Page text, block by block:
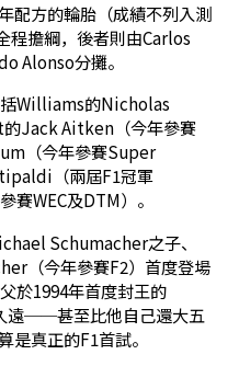
配方的輪胎（成績不列入測
擔綱，後者則由Carlos
Alonso分攤。
Williams的Nicholas
Jack Aitken（今年參賽
（今年參賽Super
（兩屆F1冠軍
WEC及DTM）。
Schumacher之子、
（今年參賽F2）首度登場
於1994年首度封王的
遠──甚至比他自己還大五
真正的F1首試。